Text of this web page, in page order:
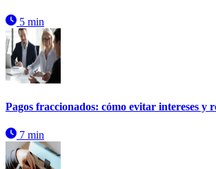
5 min
Pagos fraccionados: cómo evitar intereses y
7 min